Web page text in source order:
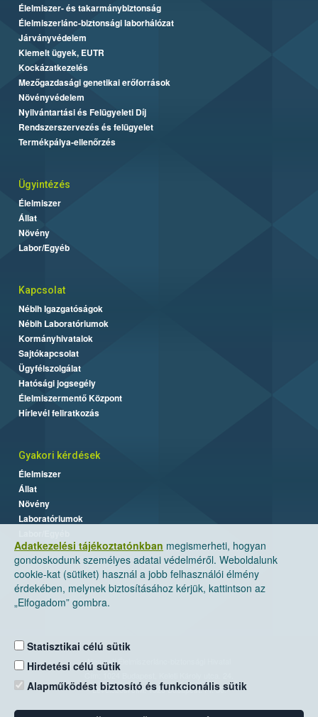
Adatkezelési tájékoztatónkban megismerheti, hogyan
gondoskodunk személyes adatai védelméről. Weboldalunk
cookie-kat (sütiket) használ a jobb felhasználói élmény
érdekében, melynek biztosításához kérjük, kattintson az
„Elfogadom” gombra.
Statisztikai célú sütik
Hirdetési célú sütik
Alapműködést biztosító és funkcionális sütik
Élelmiszer- és takarmánybiztonság
Élelmiszerlánc-biztonsági laborhálózat
Járványvédelem
Kiemelt ügyek, EUTR
Kockázatkezelés
Mezőgazdasági genetikai erőforrások
Növényvédelem
Nyilvántartási és Felügyeleti Díj
Rendszerszervezés és felügyelet
Termékpálya-ellenőrzés
Ügyintézés
Élelmiszer
Állat
Növény
Labor/Egyéb
Kapcsolat
Nébih Igazgatóságok
Nébih Laboratóriumok
Kormányhivatalok
Sajtókapcsolat
Ügyfélszolgálat
Hatósági jogsegély
Élelmiszermentő Központ
Hírlevél feliratkozás
Gyakori kérdések
Élelmiszer
Állat
Növény
Laboratóriumok
Nemzeti Élelmiszerlánc-biztonsági Hivatal
Levelezési cím: 1525 Budapest. Pf. 30.